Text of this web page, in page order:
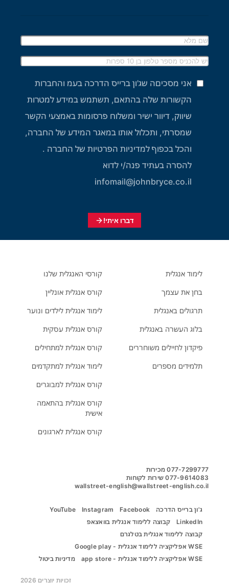
אני מסכיםה שג'ון ברייס הדרכה בעמ והחברות
הקשורות שלה בהתאם, תשתמש במידע למטרות
שיווק, דיוור ישיר ומשלוח פרסומות באמצעי הקשר
שמסרתי, ותכלול אותו במאגר המידע של החברה,
והכל בכפוף למדיניות הפרטיות של החברה .
להסרה בעתיד פנה/י לדוא
infomail@johnbryce.co.il
דברו איתי!
לימוד אנגלית
בחן את עצמך
תרגולים באנגלית
בלוג העשרה באנגלית
פיקדון לחיילים משוחררים
תלמידים מספרים
קורסי האנגלית שלנו
קורס אנגלית אונליין
לימוד אנגלית לילדים ונוער
קורס אנגלית עסקית
קורס אנגלית למתחילים
לימוד אנגלית למתקדמים
קורס אנגלית למבוגרים
קורס אנגלית בהתאמה
אישית
קורס אנגלית לארגונים
077-7299777 מכירות
077-9614083 שירות לקוחות
wallstreet-english@wallstreet-english.co.il
ג'ון ברייס הדרכה Facebook
Instagram
YouTube
LinkedIn
קבוצה ללימוד אנגלית בוואצאפ
קבוצה ללימוד אנגלית בטלגרם
WSE אפליקציה ללימוד אנגלית - Google play
WSE אפליקציה ללימוד אנגלית - app store
מדיניות ביטול
זכויות יוצרים 2026